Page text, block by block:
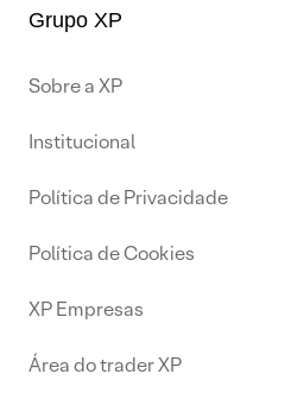
Grupo XP
Sobre a XP
Institucional
Política de Privacidade
Política de Cookies
XP Empresas
Área do trader XP